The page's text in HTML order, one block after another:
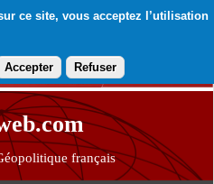
ce site, vous acceptez l’utilisation
Accepter Refuser
français